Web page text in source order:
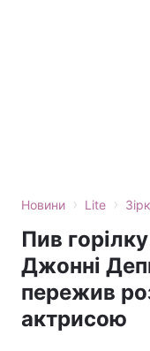
Новини › Lite ›
Пив
Джонні
пережив
актрисою